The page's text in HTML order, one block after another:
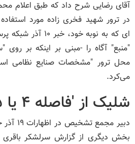
آقای رضایی شرح داد که طبق اعلام
در ترور شهید فخری زاده مورد
ای که به نوبه
"منبع" آگاه را -مبنی بر اینکه بر
محل ترور "مشخصات صنایع نظامی
می‌کرد.
شلیک از 'فاصله ۴ یا ۵ متری'
دبیر
بخش دیگری از گزارش سرلشکر باقری